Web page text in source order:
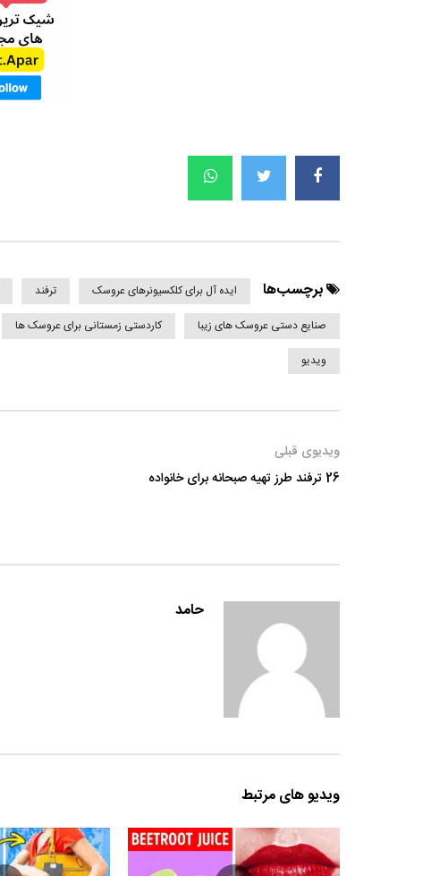
برچسب‌ها ایده آل برای کلکسیونرهای عروسک ترفند
صنایع دستی عروسک های زیبا
کاردستی زمستانی برای عروسک ها
ویدیو
ویدیوی قبلی
26 ترفند طرز تهیه صبحانه برای خانواده
حامد
ویدیو های مرتبط